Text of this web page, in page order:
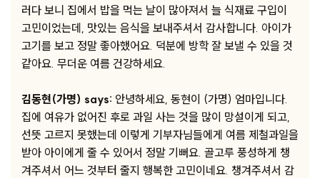
러다 보니 집에서 밥을 먹는 날이 많아져서 늘 식재료 구입이
고민이었는데, 맛있는 음식을 보내주셔서 감사합니다. 아이가
고기를 보고 정말 좋아했어요. 덕분에 방학 잘 보낼 수 있을 것
같아요. 무더운 여름 건강하세요.
김동현(가명) says: 안녕하세요, 동현이 (가명) 엄마입니다.
집에 여유가 없어진 후로 과일 사는 것을 많이 망설이게 되고,
선뜻 고르지 못했는데 이렇게 기부자님들에게 여름 제철과일을
받아 아이에게 줄 수 있어서 정말 기뻐요. 골고루 풍성하게 챙
겨주셔서 어느 것부터 줄지 행복한 고민이네요. 챙겨주셔서 감